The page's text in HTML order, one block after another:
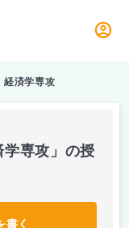
経済学専攻
学専攻」の授
書く